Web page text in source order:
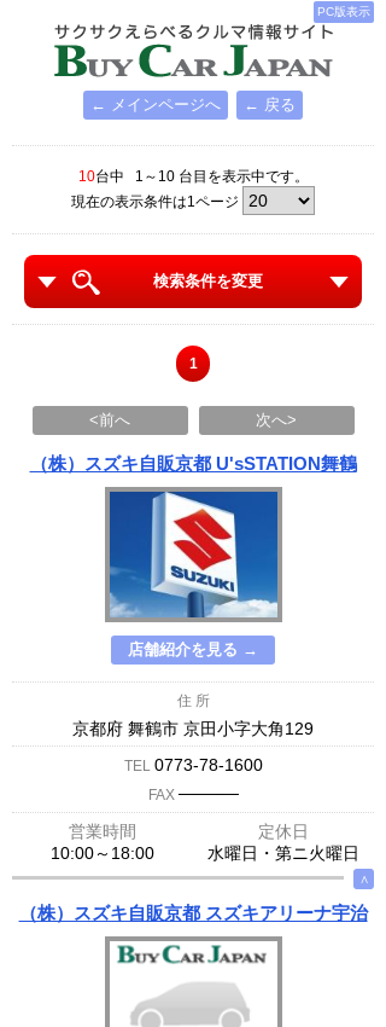
PC版表示
← メインページへ ← 戻る
10台中 1～10 台目を表示中です。
現在の表示条件は1ページ
検索条件を変更
1
<前へ 次へ>
（株）スズキ自販京都 U'sSTATION舞鶴
店舗紹介を見る →
住 所
京都府 舞鶴市 京田小字大角129
TEL 0773-78-1600
FAX ─────
営業時間
定休日
10:00～18:00
水曜日・第ニ火曜日
∧
（株）スズキ自販京都 スズキアリーナ宇治